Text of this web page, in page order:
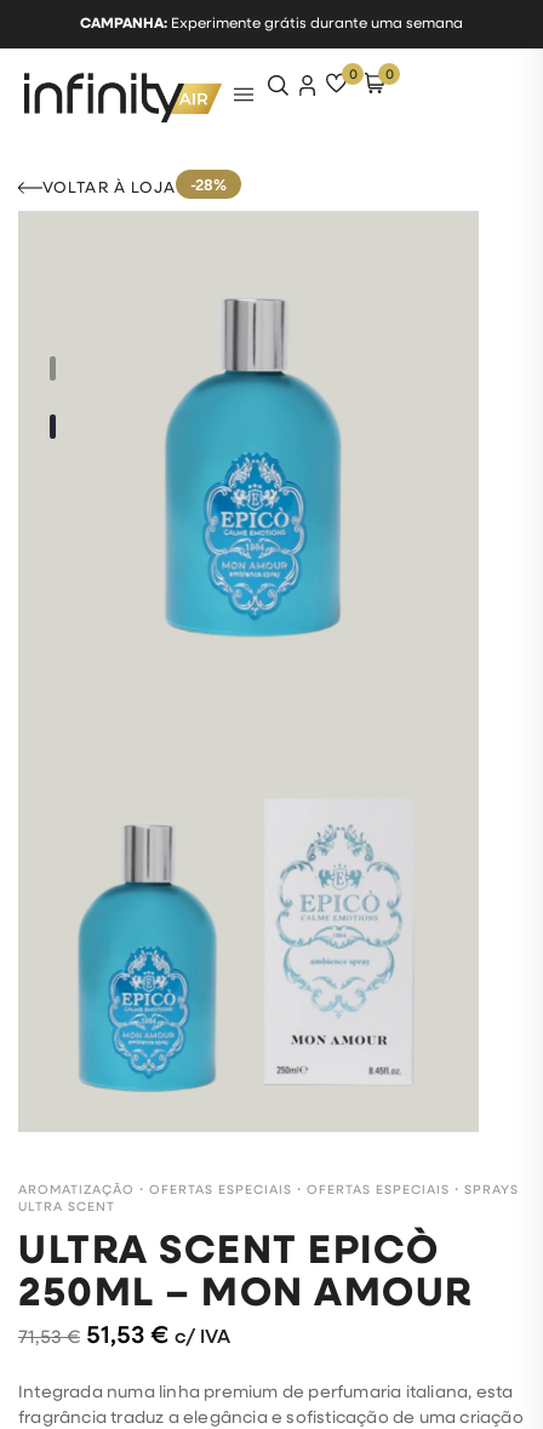
CAMPANHA: Experimente grátis durante uma semana
0 0
VOLTAR À LOJA -28%
AROMATIZAÇÃO ・ OFERTAS ESPECIAIS ・ OFERTAS ESPECIAIS ・ SPRAYS
ULTRA SCENT
ULTRA SCENT EPICÒ
250ML – MON AMOUR
71,53€ 51,53€ c/ IVA
Integrada numa linha premium de perfumaria italiana, esta
fragrância traduz a elegância e sofisticação de uma criação